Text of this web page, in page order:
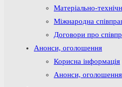
Матеріально-
Міжнародна
Договори про
Анонси, оголошення
Корисна інформація
Анонси, оголошення